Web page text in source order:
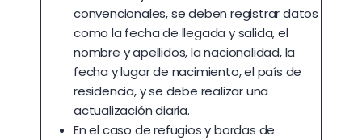
convencionales, se deben registrar datos
como la fecha de llegada y salida, el
nombre y apellidos, la nacionalidad, la
fecha y lugar de nacimiento, el país de
residencia, y se debe realizar una
actualización diaria.
En el caso de refugios y bordas de